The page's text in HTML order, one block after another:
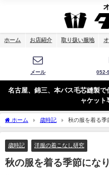
ホーム お店紹介 取り扱い服地
メール 052-
名古屋、錦三、本バス毛芯縫製
ャケット
ホーム 歳時記 秋の服を着る季
歳時記 洋服の着こなし研究
秋の服を着る季節にな